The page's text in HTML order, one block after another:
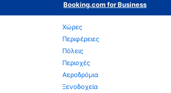
Booking.com for Business
Χώρες
Περιφέρειες
Πόλεις
Περιοχές
Αεροδρόμια
Ξενοδοχεία